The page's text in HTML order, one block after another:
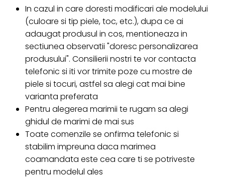
In cazul in care doresti modificari ale modelului
(culoare si tip piele, toc, etc.), dupa ce ai
adaugat produsul in cos, mentioneaza in
sectiunea observatii "doresc personalizarea
produsului". Consilierii nostri te vor contacta
telefonic si iti vor trimite poze cu mostre de
piele si tocuri, astfel sa alegi cat mai bine
varianta preferata
Pentru alegerea marimii te rugam sa alegi
ghidul de marimi de mai sus
Toate comenzile se onfirma telefonic si
stabilim impreuna daca marimea
coamandata este cea care ti se potriveste
pentru modelul ales